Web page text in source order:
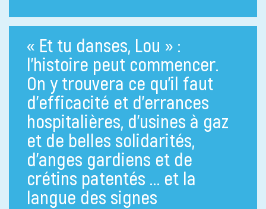
« Et tu danses, Lou » :
l’histoire peut commencer.
On y trouvera ce qu’il faut
d’efficacité et d’errances
hospitalières, d’usines à gaz
et de belles solidarités,
d’anges gardiens et de
crétins patentés … et la
langue des signes